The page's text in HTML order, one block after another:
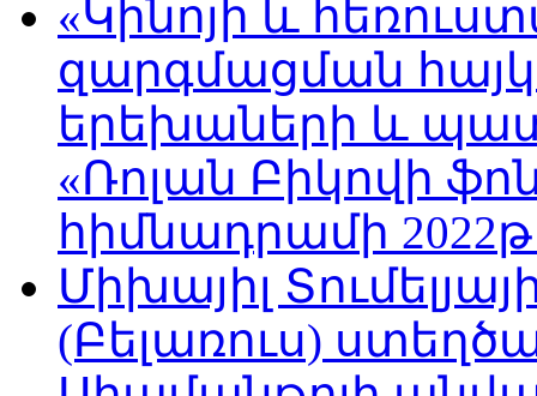
«Կինոյի և
զարգմացման
երեխաների և
«Ռոլան Բիկովի
հիմնադրամի
Միխայիլ
(Բելառուս)